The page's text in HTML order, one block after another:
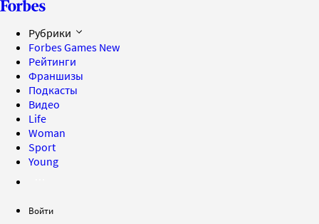
Рубрики
Forbes Games New
Рейтинги
Франшизы
Подкасты
Видео
Life
Woman
Sport
Young
Войти